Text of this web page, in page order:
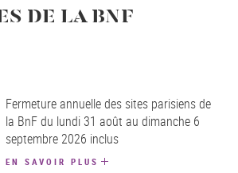
DE LA BNF
Fermeture annuelle des sites parisiens de
la BnF du lundi 31 août au dimanche 6
septembre 2026 inclus
EN SAVOIR PLUS